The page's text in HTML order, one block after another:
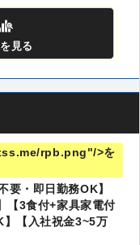
を見る
rpb.png"/>を
要・即日勤務OK】
【3食付+家具家電付
】【入社祝金3~5万